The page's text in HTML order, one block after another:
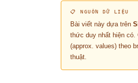
📋 NGUỒN DỮ LIỆU
Bài viết này dựa trên
thức duy nhất hiện có.
(approx. values) theo
thuật.